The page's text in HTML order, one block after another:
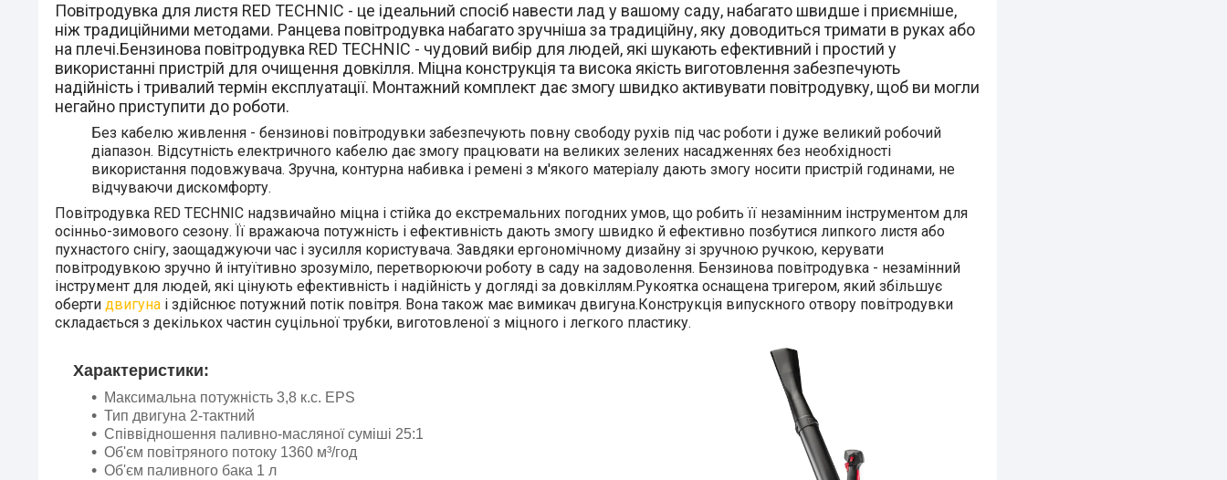
Повітродувка для листя RED TECHNIC - це ідеальний спосіб навести лад у вашому саду, набагато швидше і приємніше,
ніж традиційними методами. Ранцева повітродувка набагато зручніша за традиційну, яку доводиться тримати в руках або
на плечі.Бензинова повітродувка RED TECHNIC - чудовий вибір для людей, які шукають ефективний і простий у
використанні пристрій для очищення довкілля. Міцна конструкція та висока якість виготовлення забезпечують
надійність і тривалий термін експлуатації. Монтажний комплект дає змогу швидко активувати повітродувку, щоб ви могли
негайно приступити до роботи.
Без кабелю живлення - бензинові повітродувки забезпечують повну свободу рухів під час роботи і дуже великий робочий
діапазон. Відсутність електричного кабелю дає змогу працювати на великих зелених насадженнях без необхідності
використання подовжувача. Зручна, контурна набивка і ремені з м'якого матеріалу дають змогу носити пристрій годинами, не
відчуваючи дискомфорту.
Повітродувка RED TECHNIC надзвичайно міцна і стійка до екстремальних погодних умов, що робить її незамінним інструментом для
осінньо-зимового сезону. Її вражаюча потужність і ефективність дають змогу швидко й ефективно позбутися липкого листя або
пухнастого снігу, заощаджуючи час і зусилля користувача. Завдяки ергономічному дизайну зі зручною ручкою, керувати
повітродувкою зручно й інтуїтивно зрозуміло, перетворюючи роботу в саду на задоволення. Бензинова повітродувка - незамінний
інструмент для людей, які цінують ефективність і надійність у догляді за довкіллям.Рукоятка оснащена тригером, який збільшує
оберти двигуна і здійснює потужний потік повітря. Вона також має вимикач двигуна.Конструкція випускного отвору повітродувки
складається з декількох частин суцільної трубки, виготовленої з міцного і легкого пластику.
Характеристики:
Максимальна потужність 3,8 к.с. EPS
Тип двигуна 2-тактний
Співвідношення паливно-масляної суміші 25:1
Об'єм повітряного потоку 1360 м³/год
Об'єм паливного бака 1 л